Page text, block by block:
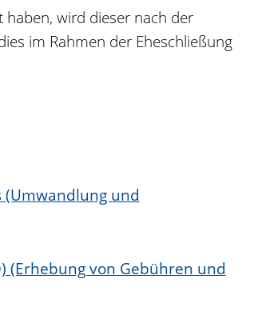
wird dieser nach der
im Rahmen der Eheschließung
(Umwandlung und
(Erhebung von Gebühren und